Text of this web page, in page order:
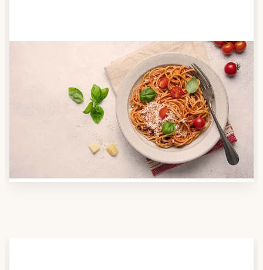
Anbieter finden
Nutzen Sie unsere große Mahlzeiten-Dienst-Suche,
um herauszufinden, welche Anbieter es in Ihrer
Region gibt und welcher am besten zu Ihnen passt.
Verschaffen Sie sich auch einen Überblick über die
Essen auf Rädern-Kosten.